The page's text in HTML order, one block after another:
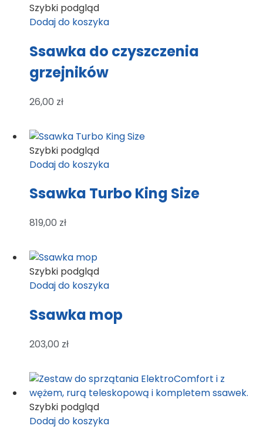
Szybki podgląd
Dodaj do koszyka
Ssawka do czyszczenia
grzejników
26,00 zł
Szybki podgląd
Dodaj do koszyka
Ssawka Turbo King Size
819,00 zł
Szybki podgląd
Dodaj do koszyka
Ssawka mop
203,00 zł
Szybki podgląd
Dodaj do koszyka